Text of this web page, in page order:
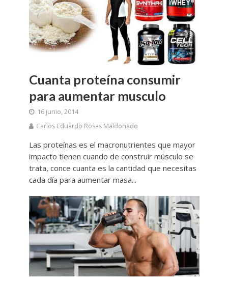
Cuanta proteína consumir
para aumentar musculo
16 junio, 2014
Carlos Eduardo Rosas Maldonado
Las proteínas es el macronutrientes que mayor
impacto tienen cuando de construir músculo se
trata, conce cuanta es la cantidad que necesitas
cada día para aumentar masa...